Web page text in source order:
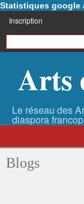
Statistiques google
Inscription
Arts
Blogs